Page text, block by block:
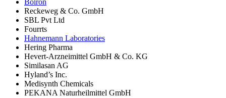
Boiron
Reckeweg & Co. GmbH
SBL Pvt Ltd
Fourrts
Hahnemann Laboratories
Hering Pharma
Hevert-Arzneimittel GmbH & Co. KG
Similasan AG
Hyland’s Inc.
Medisynth Chemicals
PEKANA Naturheilmittel GmbH